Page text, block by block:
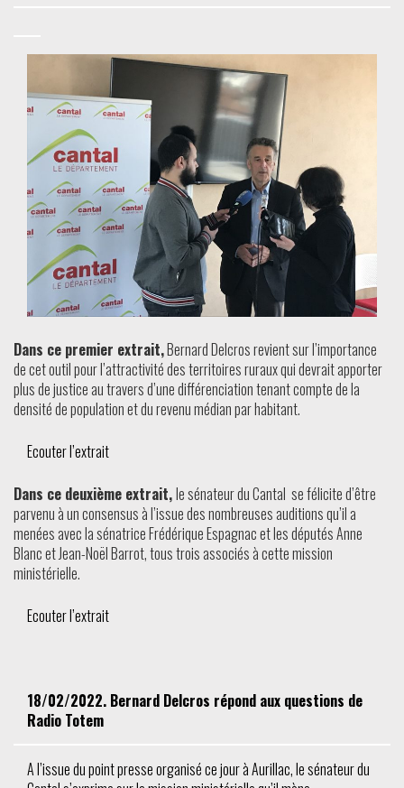
Dans ce premier extrait,Bernard Delcros revient sur l’importance
de cet outil pour l’attractivité des territoires ruraux qui devrait apporter
plus de justice au travers d’une différenciation tenant compte de la
densité de population et du revenu médian par habitant.
Ecouter l’extrait
Dans ce deuxième extrait,le sénateur du Cantal se félicite d’être
parvenu à un consensus à l’issue des nombreuses auditions qu’il a
menées avec la sénatrice Frédérique Espagnac et les députés Anne
Blanc et Jean-Noël Barrot, tous trois associés à cette mission
ministérielle.
Ecouter l’extrait
18/02/2022. Bernard Delcros répond aux questions de
Radio Totem
A l’issue du point presse organisé ce jour à Aurillac, le sénateur du